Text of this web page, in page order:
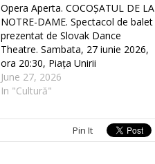
Opera Aperta. COCOȘATUL DE LA
NOTRE-DAME. Spectacol de balet
prezentat de Slovak Dance
Theatre. Sambata, 27 iunie 2026,
ora 20:30, Piața Unirii
June 27, 2026
In "Cultură"
Pin It